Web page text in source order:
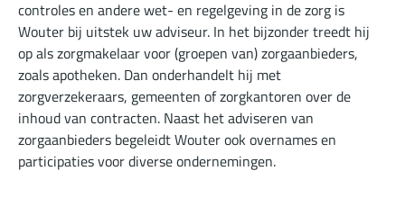
controles en andere wet- en regelgeving in de zorg is
Wouter bij uitstek uw adviseur. In het bijzonder treedt hij
op als zorgmakelaar voor (groepen van) zorgaanbieders,
zoals apotheken. Dan onderhandelt hij met
zorgverzekeraars, gemeenten of zorgkantoren over de
inhoud van contracten. Naast het adviseren van
zorgaanbieders begeleidt Wouter ook overnames en
participaties voor diverse ondernemingen.